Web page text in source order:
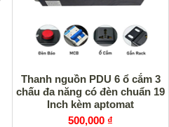
Thanh nguồn PDU 6 ổ cắm 3
chấu đa năng có đèn chuẩn 19
Inch kèm aptomat
500,000 ₫